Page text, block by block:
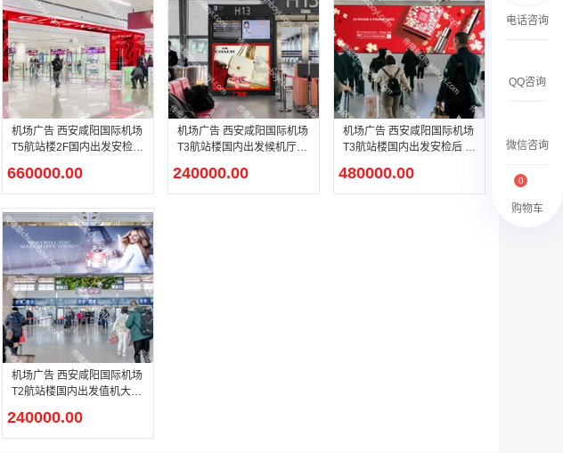
腾讯新闻APP开屏广告_刊例价25折
￥1590000.00
机场广告 西安咸阳国际机场
T5航站楼2F国内出发安检口
660000.00
机场广告 西安咸阳国际机场
T3航站楼国内出发候机厅登
240000.00
机场广告 西安咸阳国际机场
T3航站楼国内出发安检后 正
480000.00
机场广告 西安咸阳国际机场
T2航站楼国内出发值机大厅
240000.00
电话咨询
QQ咨询
微信咨询
购物车
0